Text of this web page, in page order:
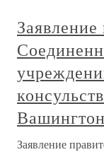
Заявление
Заявление